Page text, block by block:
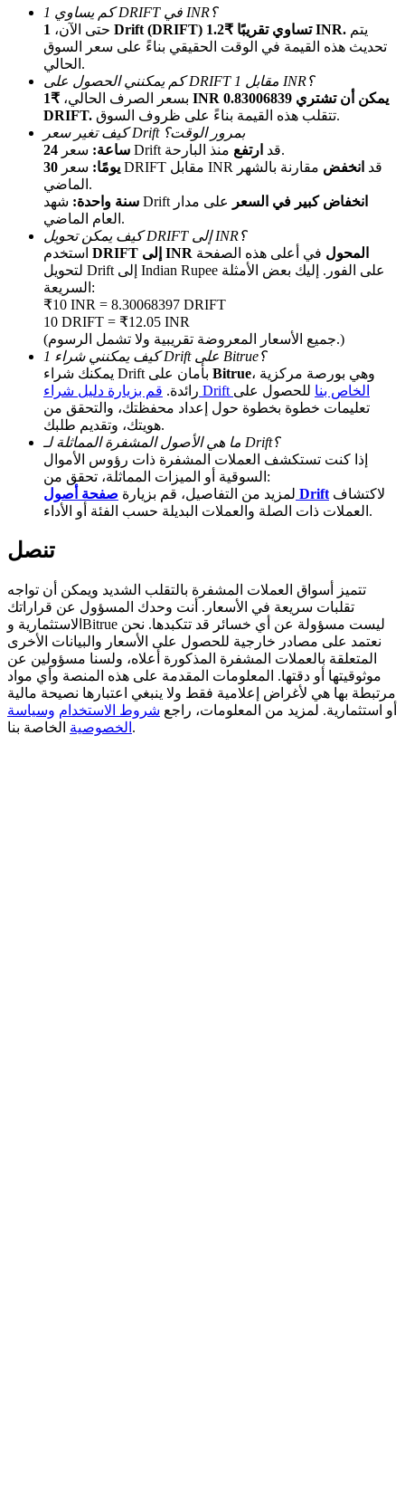
شركاء Bitrue
الإحالة
قم بدعوة صديق لتحصل على مكافآت نقدية
Deposit CASHCAT & Win
Deposit CASHCAT & Win
Exclusive for BitMart Users
Register & Trade to Win 500,000 USDT
Precious Metals Trading Carnival
كم يساوي 1 DRIFT في INR؟
حتى الآن،
1 Drift (DRIFT) تساوي تقريبًا ₹1.2 INR.
تحديث هذه القيمة في الوقت الحقيقي بناءً على سعر السوق
الحالي.
كم يمكنني الحصول على DRIFT مقابل 1 INR؟
بسعر الصرف الحالي،
₹1 INR يمكن أن تشتري 0.83006839
DRIFT.
تتقلب هذه القيمة بناءً على ظروف السوق.
كيف تغير سعر Drift بمرور الوقت؟
24 ساعة:
سعر Drift قد ارتفع
منذ البارحة.
30 يومًا:
سعر DRIFT مقابل INR قد انخفض مقارنة بالشهر
الماضي.
سنة واحدة: شهد Drift انخفاض كبير في السعر
على مدار
العام الماضي.
كيف يمكن تحويل DRIFT إلى INR؟
DRIFT إلى INR المحول في أعلى هذه الصفحة
لتحويل Drift إلى Indian Rupee على الفور. إليك بعض الأمثلة
السريعة:
₹10 INR = 8.30068397 DRIFT
10 DRIFT = ₹12.05 INR
(جميع الأسعار المعروضة تقريبية ولا تشمل الرسوم.)
كيف يمكنني شراء 1 Drift على Bitrue؟
Bitrue، وهي بورصة مركزية
رائدة.
قم بزيارة دليل شراء Drift الخاص بنا للحصول على
تعليمات خطوة بخطوة حول إعداد محفظتك، والتحقق من
هويتك، وتقديم طلبك.
ما هي الأصول المشفرة المماثلة لـ Drift؟
إذا كنت تستكشف العملات المشفرة ذات رؤوس الأموال
السوقية أو الميزات المماثلة، تحقق من:
لمزيد من التفاصيل، قم بزيارة صفحة أصول Drift
العملات ذات الصلة والعملات البديلة حسب الفئة أو الأداء.
تنصل
تتميز أسواق العملات المشفرة بالتقلب الشديد ويمكن أن تواجه
تقلبات سريعة في الأسعار. أنت وحدك المسؤول عن قراراتك
الاستثمارية وBitrue ليست مسؤولة عن أي خسائر قد تتكبدها. نحن
نعتمد على مصادر خارجية للحصول على الأسعار والبيانات الأخرى
المتعلقة بالعملات المشفرة المذكورة أعلاه، ولسنا مسؤولين عن
موثوقيتها أو دقتها. المعلومات المقدمة على هذه المنصة وأي مواد
مرتبطة بها هي لأغراض إعلامية فقط ولا ينبغي اعتبارها نصيحة مالية
أو استثمارية. لمزيد من المعلومات، راجع شروط الاستخدام وسياسة
الخصوصية الخاصة بنا.